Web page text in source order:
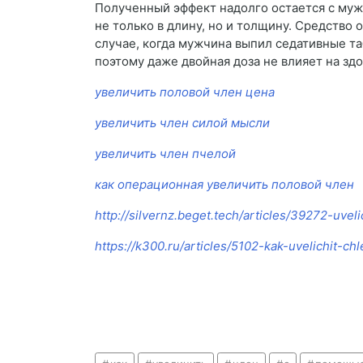
Полученный эффект надолго остается с
не только в длину, но и толщину.
случае, когда мужчина выпил седативные
поэтому даже двойная доза не влияет на
увеличить половой член цена
увеличить член силой мысли
увеличить член пчелой
как операционная увеличить половой член
http://silvernz.beget.tech/articles/39272-
https://k300.ru/articles/5102-kak-uvelichit-